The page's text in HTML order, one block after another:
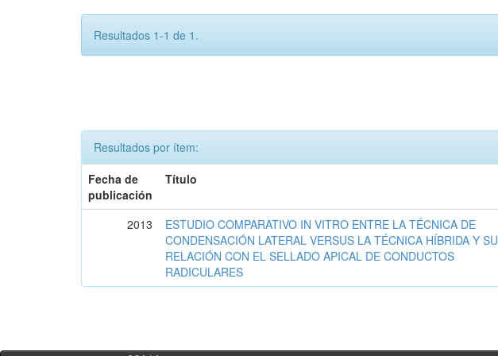
Resultados 1-1 de 1.
Resultados por ítem:
Fecha de
publicación
Título
2013
ESTUDIO COMPARATIVO IN VITRO ENTRE LA TÉCNICA DE
CONDENSACIÓN LATERAL VERSUS LA TÉCNICA HÍBRIDA Y SU
RELACIÓN CON EL SELLADO APICAL DE CONDUCTOS
RADICULARES